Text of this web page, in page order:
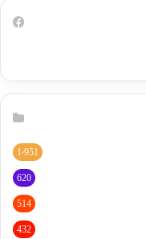
1٬951
620
514
432